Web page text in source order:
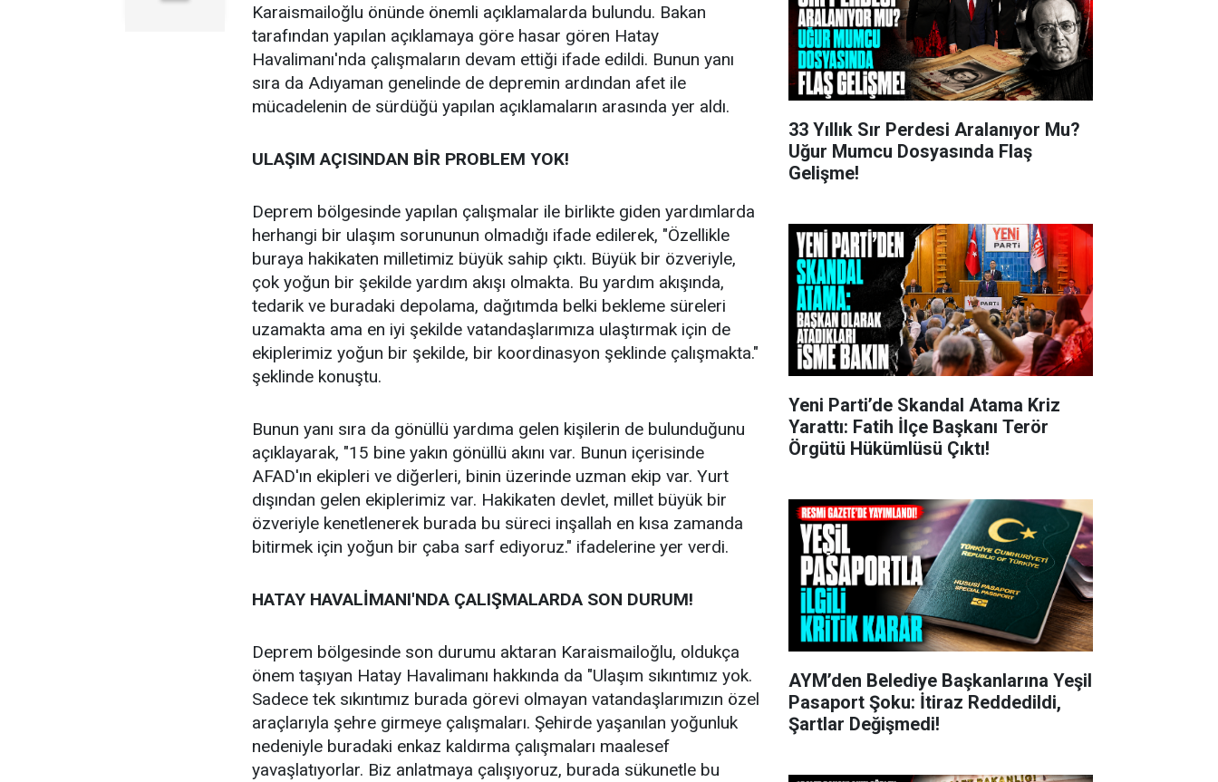
Karaismailoğlu önünde önemli açıklamalarda bulundu. Bakan
tarafından yapılan açıklamaya göre hasar gören Hatay
Havalimanı'nda çalışmaların devam ettiği ifade edildi. Bunun yanı
sıra da Adıyaman genelinde de depremin ardından afet ile
mücadelenin de sürdüğü yapılan açıklamaların arasında yer aldı.
ULAŞIM AÇISINDAN BİR PROBLEM YOK!
Deprem bölgesinde yapılan çalışmalar ile birlikte giden yardımlarda
herhangi bir ulaşım sorununun olmadığı ifade edilerek, "Özellikle
buraya hakikaten milletimiz büyük sahip çıktı. Büyük bir özveriyle,
çok yoğun bir şekilde yardım akışı olmakta. Bu yardım akışında,
tedarik ve buradaki depolama, dağıtımda belki bekleme süreleri
uzamakta ama en iyi şekilde vatandaşlarımıza ulaştırmak için de
ekiplerimiz yoğun bir şekilde, bir koordinasyon şeklinde çalışmakta."
şeklinde konuştu.
Bunun yanı sıra da gönüllü yardıma gelen kişilerin de bulunduğunu
açıklayarak, "15 bine yakın gönüllü akını var. Bunun içerisinde
AFAD'ın ekipleri ve diğerleri, binin üzerinde uzman ekip var. Yurt
dışından gelen ekiplerimiz var. Hakikaten devlet, millet büyük bir
özveriyle kenetlenerek burada bu süreci inşallah en kısa zamanda
bitirmek için yoğun bir çaba sarf ediyoruz." ifadelerine yer verdi.
HATAY HAVALİMANI'NDA ÇALIŞMALARDA SON DURUM!
Deprem bölgesinde son durumu aktaran Karaismailoğlu, oldukça
önem taşıyan Hatay Havalimanı hakkında da "Ulaşım sıkıntımız yok.
Sadece tek sıkıntımız burada görevi olmayan vatandaşlarımızın özel
araçlarıyla şehre girmeye çalışmaları. Şehirde yaşanılan yoğunluk
nedeniyle buradaki enkaz kaldırma çalışmaları maalesef
yavaşlatıyorlar. Biz anlatmaya çalışıyoruz, burada sükunetle bu
33 Yıllık Sır Perdesi Aralanıyor Mu?
Uğur Mumcu Dosyasında Flaş
Gelişme!
Yeni Parti’de Skandal Atama Kriz
Yarattı: Fatih İlçe Başkanı Terör
Örgütü Hükümlüsü Çıktı!
AYM’den Belediye Başkanlarına Yeşil
Pasaport Şoku: İtiraz Reddedildi,
Şartlar Değişmedi!